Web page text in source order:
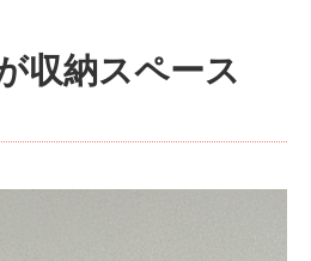
収納スペース